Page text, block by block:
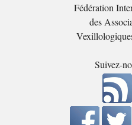
Fédération
des
Suivez-